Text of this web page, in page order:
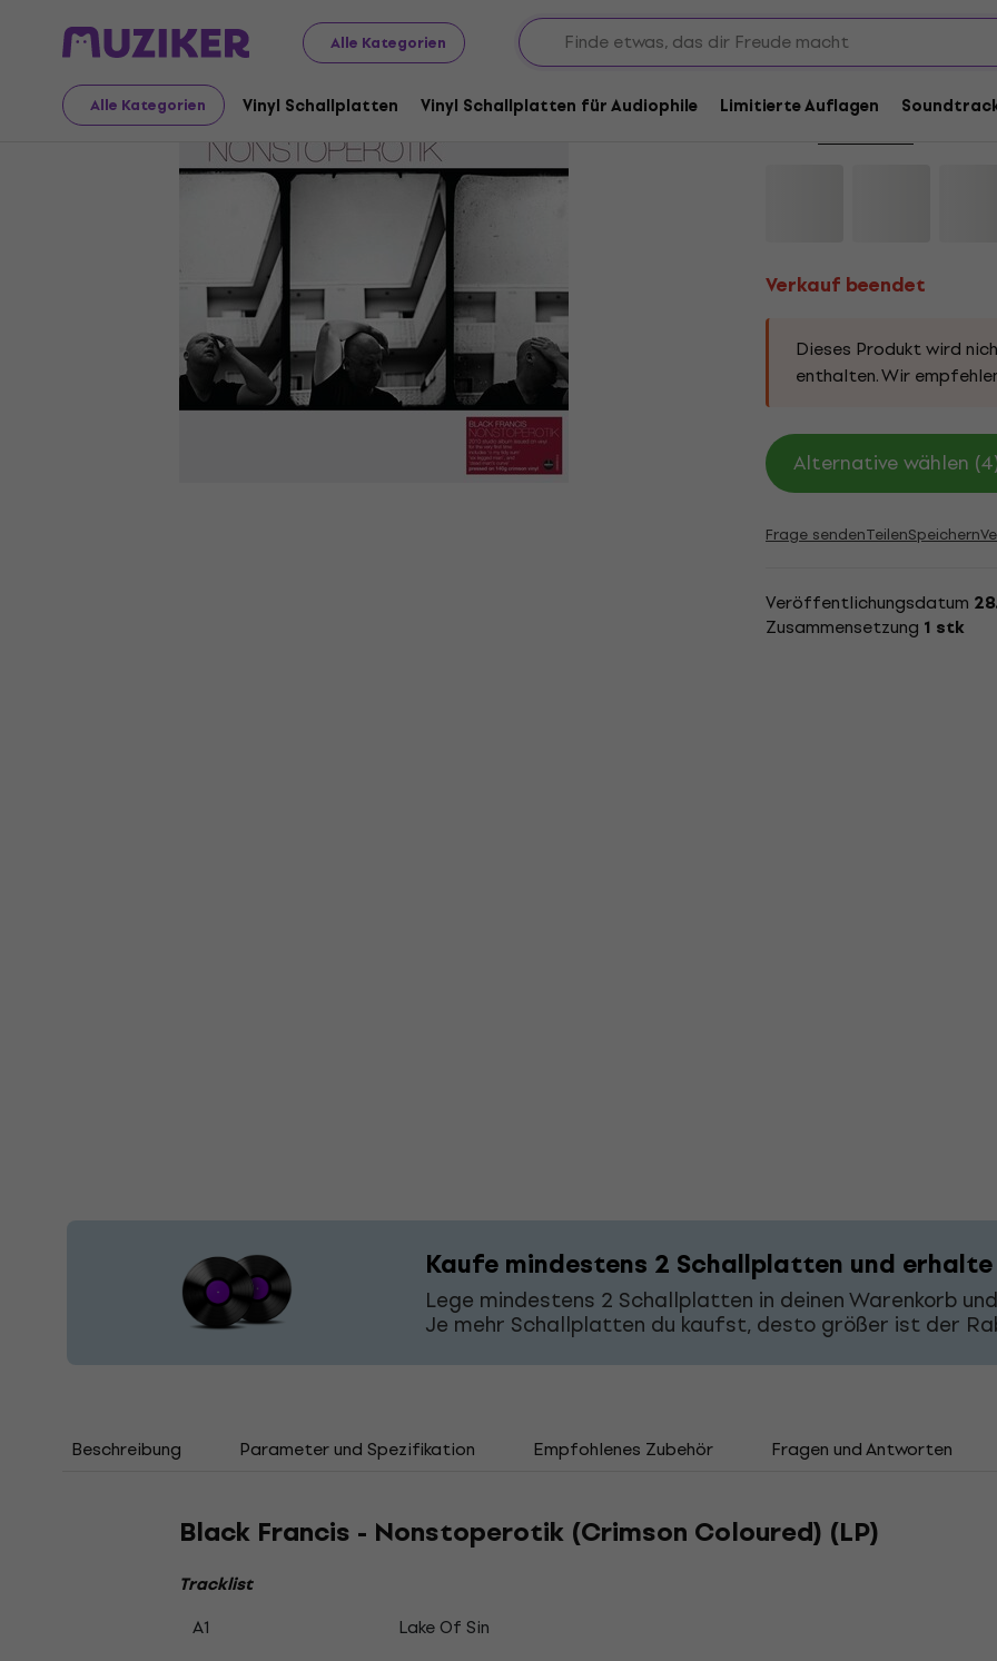
Alle Kategorien
Alle Kategorien Vinyl Schallplatten Vinyl Schallplatten für Audiophile Limitierte Auflagen
Schallplatten und CDs Vinyl Schallplatten
Verkauf beendet
Verkauf beendet
Black Francis -
Verkauf beendet
Dieses Produkt wird
enthalten. Wir
Alternative wählen
Frage sendenTeilenSpeichern
Veröffentlichungsdatum
Zusammensetzung 1 stk
Kaufe mindestens 2 Schallplatten und
Lege mindestens 2 Schallplatten in deinen Warenkorb
Je mehr Schallplatten du kaufst, desto größer ist der
Beschreibung Parameter und Spezifikation Empfohlenes Zubehör Fragen und Antworten
Black Francis - Nonstoperotik (Crimson Coloured) (LP)
Tracklist
A1
Lake Of Sin